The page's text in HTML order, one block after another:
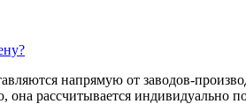
напрямую от заводов-
рассчитывается индивидуально